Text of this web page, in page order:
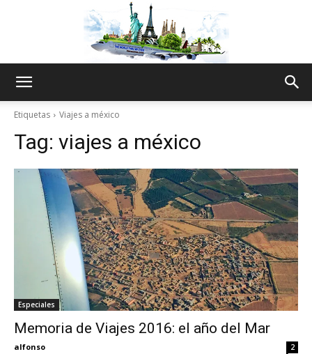
Thru
My
Etiquetas Viajes a méxico
Tag: viajes a méxico
Especiales
Memoria de Viajes 2016: el año del Mar
alfonso 2